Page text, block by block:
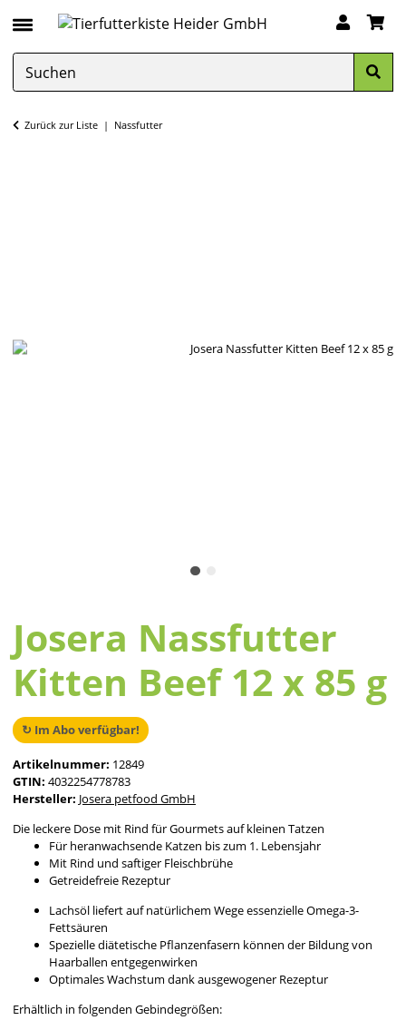
Zurück zur Liste Nassfutter
Josera Nassfutter
Kitten Beef 12 x 85 g
↻ Im Abo verfügbar!
Artikelnummer: 12849
GTIN: 4032254778783
Hersteller: Josera petfood GmbH
Die leckere Dose mit Rind für Gourmets auf kleinen Tatzen
Für heranwachsende Katzen bis zum 1. Lebensjahr
Mit Rind und saftiger Fleischbrühe
Getreidefreie Rezeptur
Lachsöl liefert auf natürlichem Wege essenzielle Omega-3-
Fettsäuren
Spezielle diätetische Pflanzenfasern können der Bildung von
Haarballen entgegenwirken
Optimales Wachstum dank ausgewogener Rezeptur
Erhältlich in folgenden Gebindegrößen: